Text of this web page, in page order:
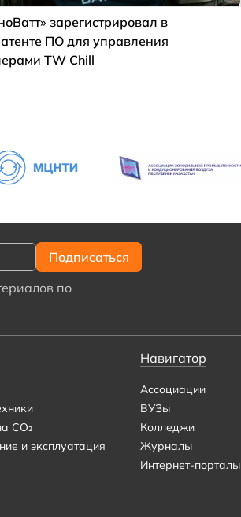
зарегистрировал в
ПО для управления
TW Chill
по
CO₂
и эксплуатация
Навигатор
Ассоциации
ВУЗы
Колледжи
Журналы
Интернет-порталы